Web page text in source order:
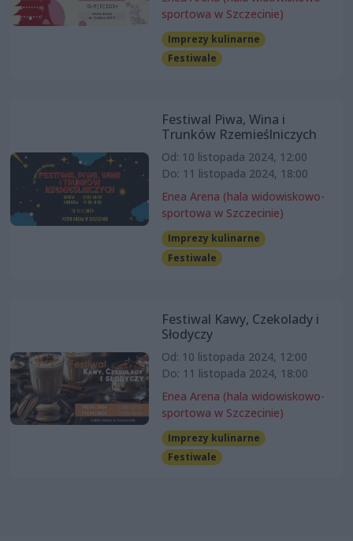
sportowa w Szczecinie)
Imprezy kulinarne
Festiwale
Festiwal Piwa, Wina i
Trunków Rzemieślniczych
Od: 10 listopada 2024, 12:00
Do: 11 listopada 2024, 18:00
Enea Arena (hala widowiskowo-
sportowa w Szczecinie)
Imprezy kulinarne
Festiwale
Festiwal Kawy, Czekolady i
Słodyczy
Od: 10 listopada 2024, 12:00
Do: 11 listopada 2024, 18:00
Enea Arena (hala widowiskowo-
sportowa w Szczecinie)
Imprezy kulinarne
Festiwale